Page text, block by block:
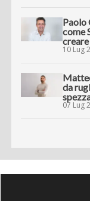
Paolo
come
10 Lug
da
07 Lug